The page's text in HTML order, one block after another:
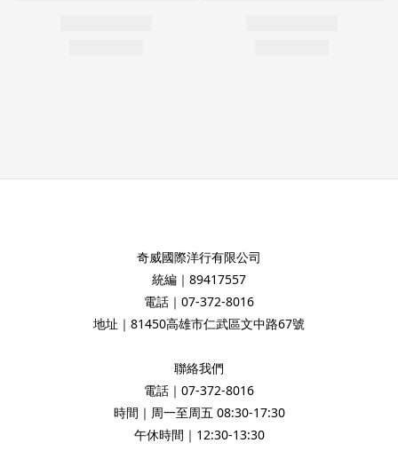
奇威國際洋行有限公司
統編｜89417557
電話｜07-372-8016
地址｜81450高雄市仁武區文中路67號
聯絡我們
電話｜07-372-8016
時間｜周一至周五 08:30-17:30
午休時間｜12:30-13:30